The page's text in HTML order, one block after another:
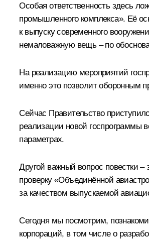
Особая ответственность здесь
промышленного комплекса». Её
к выпуску современного
немаловажную вещь – по
На реализацию мероприятий
именно это позволит оборонным
Сейчас Правительство
реализации новой госпрограммы
параметрах.
Другой важный вопрос повестки
проверку «Объединённой
за качеством выпускаемой
Сегодня мы посмотрим,
корпораций, в том числе о